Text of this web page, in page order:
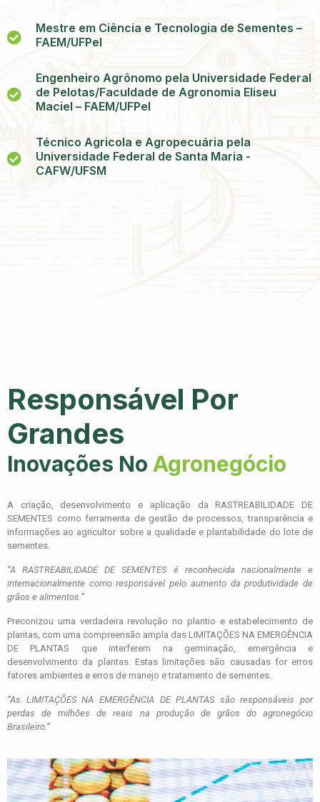
Mestre em Ciência e Tecnologia de Sementes –
FAEM/UFPel
Engenheiro Agrônomo pela Universidade Federal
de Pelotas/Faculdade de Agronomia Eliseu
Maciel – FAEM/UFPel
Técnico Agricola e Agropecuária pela
Universidade Federal de Santa Maria -
CAFW/UFSM
Responsável Por
Grandes
Inovações No Agronegócio
A criação, desenvolvimento e aplicação da RASTREABILIDADE DE
SEMENTES como ferramenta de gestão de processos, transparência e
informações ao agricultor sobre a qualidade e plantabilidade do lote de
sementes.
“A RASTREABILIDADE DE SEMENTES é reconhecida nacionalmente e
internacionalmente como responsável pelo aumento daprodutividade de
grãos e alimentos.”
Preconizou uma verdadeira revolução no plantio e estabelecimento de
plantas, com uma compreensão ampla das LIMITAÇÕES NA EMERGÊNCIA
DE PLANTAS que interferem na germinação, emergência e
desenvolvimento da plantas. Estas limitações são causadas for erros
fatores ambientes e erros de manejo e tratamento de sementes.
“As LIMITAÇÕES NA EMERGÊNCIA DE PLANTAS são responsáveis por
perdas de milhões de reais na produção de grãos do agronegócio
Brasileiro.”